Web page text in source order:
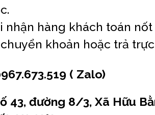
nhận hàng khách toán
khoản hoặc trả
( Zalo)
43, đường 8/3, Xã Hữu